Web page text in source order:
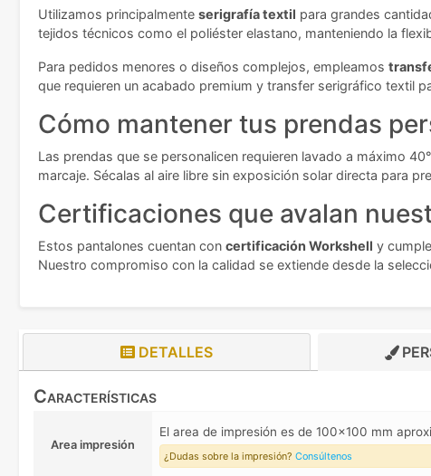
Utilizamos principalmente serigrafía textil para grandes
tejidos técnicos como el poliéster elastano, manteniendo la
Para pedidos menores o diseños complejos, empleamos
que requieren un acabado premium y transfer serigráfico textil
Cómo mantener tus prendas
Las prendas que se personalicen requieren lavado a máximo
marcaje. Sécalas al aire libre sin exposición solar directa para
Certificaciones que avalan
Estos pantalones cuentan con certificación Workshell y
Nuestro compromiso con la calidad se extiende desde la
DETALLES
Características
Area impresión
El area de impresión es de 100x100 mm
¿Dudas sobre la impresión? Consúltenos